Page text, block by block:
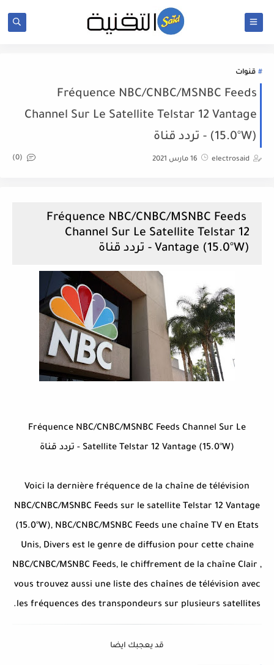
قنوات
Fréquence NBC/CNBC/MSNBC Feeds
Channel Sur Le Satellite Telstar 12 Vantage
(15.0°W) - تردد قناة
electrosaid 16 مارس 2021 (0)
Fréquence NBC/CNBC/MSNBC Feeds
Channel Sur Le Satellite Telstar 12
Vantage (15.0°W) - تردد قناة
Fréquence NBC/CNBC/MSNBC Feeds Channel Sur Le
Satellite Telstar 12 Vantage (15.0°W) - تردد قناة
Voici la dernière fréquence de la chaîne de télévision
NBC/CNBC/MSNBC Feeds sur le satellite Telstar 12 Vantage
(15.0°W), NBC/CNBC/MSNBC Feeds une chaîne TV en Etats
Unis, Divers est le genre de diffusion pour cette chaine
NBC/CNBC/MSNBC Feeds, le chiffrement de la chaîne Clair ,
vous trouvez aussi une liste des chaînes de télévision avec
les fréquences des transpondeurs sur plusieurs satellites.
قد يعجبك ايضا